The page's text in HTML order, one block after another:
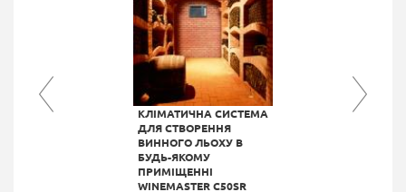
КЛІМАТИЧНА СИСТЕМА
ДЛЯ СТВОРЕННЯ
ВИННОГО ЛЬОХУ В
БУДЬ-ЯКОМУ
ПРИМІЩЕННІ
WINEMASTER C50SR